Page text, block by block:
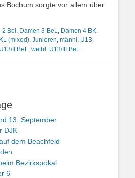
Bochum sorgte vor allem über
Bel , Damen 3 BeL, Damen 4 BK,
(mixed), Junioren, männl. U13,
II BeL, weibl. U13/III BeL
13. September
DJK
dem Beachfeld
Bezirkspokal
6